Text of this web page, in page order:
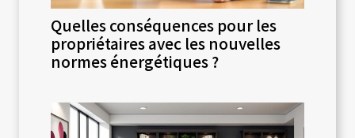
Quelles conséquences pour les
propriétaires avec les nouvelles
normes énergétiques ?